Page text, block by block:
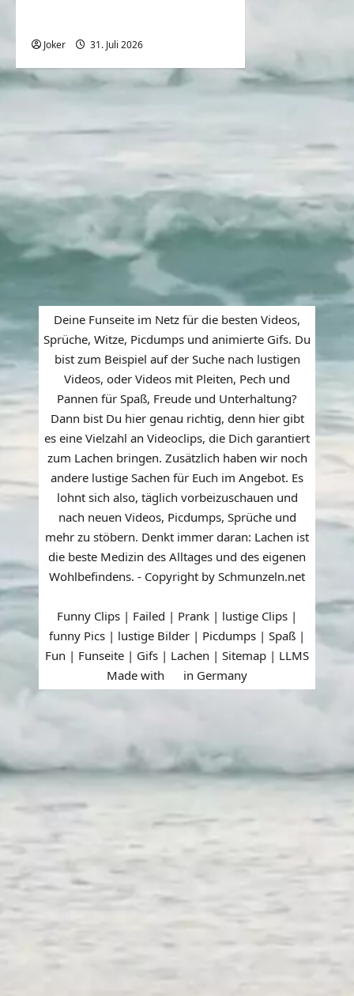
Joker 31. Juli 2026
Deine Funseite im Netz für die besten Videos,
Sprüche, Witze, Picdumps und animierte Gifs. Du
bist zum Beispiel auf der Suche nach lustigen
Videos, oder Videos mit Pleiten, Pech und
Pannen für Spaß, Freude und Unterhaltung?
Dann bist Du hier genau richtig, denn hier gibt
es eine Vielzahl an Videoclips, die Dich garantiert
zum Lachen bringen. Zusätzlich haben wir noch
andere lustige Sachen für Euch im Angebot. Es
lohnt sich also, täglich vorbeizuschauen und
nach neuen Videos, Picdumps, Sprüche und
mehr zu stöbern. Denkt immer daran: Lachen ist
die beste Medizin des Alltages und des eigenen
Wohlbefindens. - Copyright by Schmunzeln.net
Funny Clips | Failed | Prank | lustige Clips |
funny Pics | lustige Bilder | Picdumps | Spaß |
Fun | Funseite | Gifs | Lachen | Sitemap | LLMS
Made with
in Germany